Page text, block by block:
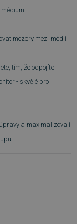
mezery mezi médii.
tím, že odpojíte
- skvělé pro
a maximalizovali